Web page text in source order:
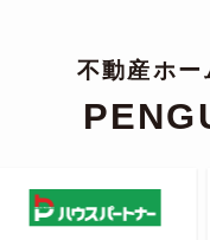
不動産ホー